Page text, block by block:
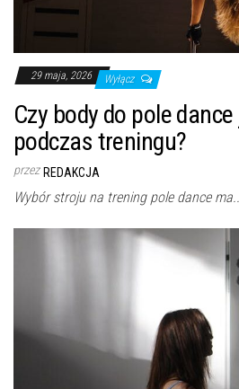
29 maja, 2026 Wyłącz
Czy body do pole
podczas treningu?
przez REDAKCJA
Wybór stroju na trening pole dance ma...